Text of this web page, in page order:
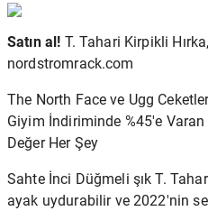
Satın al! T. Tahari Kirpikli
nordstromrack.com
The North Face ve Ugg
Giyim İndiriminde %45'e
Değer Her Şey
Sahte İnci Düğmeli şık T.
ayak uydurabilir ve 2022'nin